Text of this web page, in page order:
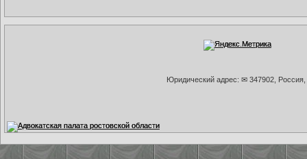
Юридический адрес: ✉ 347902,